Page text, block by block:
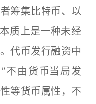
筹集比特币、以
质上是一种未经
代币发行融资中
不由货币当局发
等货币属性，不